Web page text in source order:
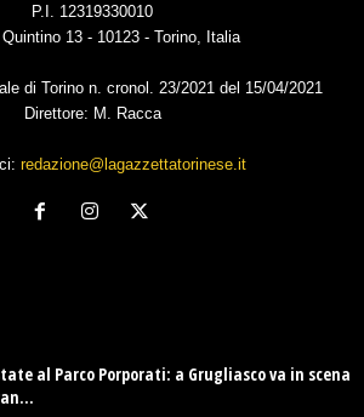
P.I. 12319330010
13 - 10123 - Torino, Italia
di Torino n. cronol. 23/2021 del 15/04/2021
Direttore: M. Racca
redazione@lagazzettatorinese.it
al Parco Porporati: a Grugliasco va in scena